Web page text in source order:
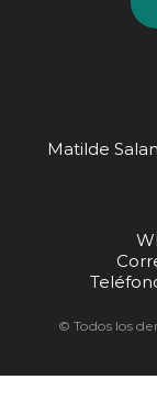
Matilde
© Todos los